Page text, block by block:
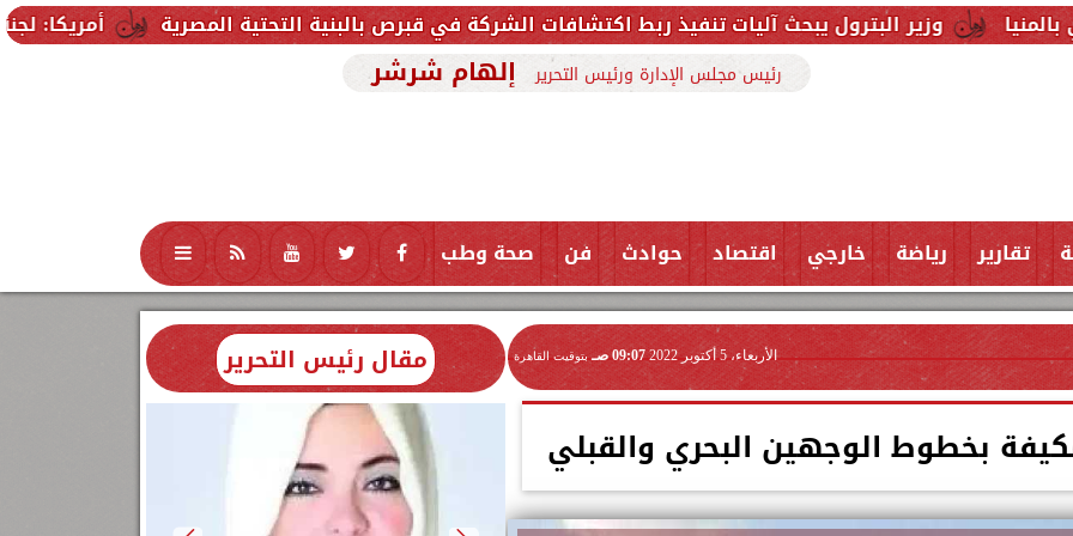
أمريكا: لجنة بمجلس الشيوخ يبحث آليات تنفيذ ربط اكتشافات الشركة في قبرص بالبنية التحتية المصرية
رئيس مجلس الإدارة ورئيس التحرير إلهام شرشر
تقارير رياضة خارجي اقتصاد حوادث فن صحة وطب تكنولوجيا منوعات محافظات
الأربعاء، 5 أكتوبر 2022 09:07 صـ بتوقيت القاهرة
بخطوط الوجهين البحري والقبلي
مقال رئيس التحرير